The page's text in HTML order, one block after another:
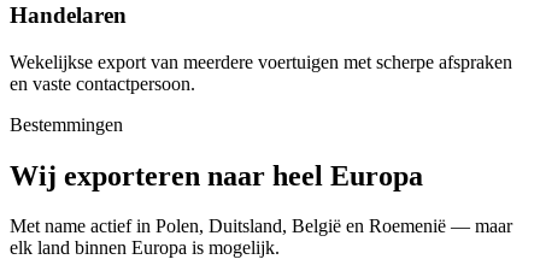
Handelaren
Wekelijkse export van meerdere voertuigen met scherpe afspraken
en vaste contactpersoon.
Bestemmingen
Wij exporteren naar heel Europa
Met name actief in Polen, Duitsland, België en Roemenië — maar
elk land binnen Europa is mogelijk.